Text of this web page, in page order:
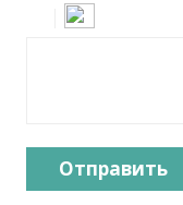
Отправить